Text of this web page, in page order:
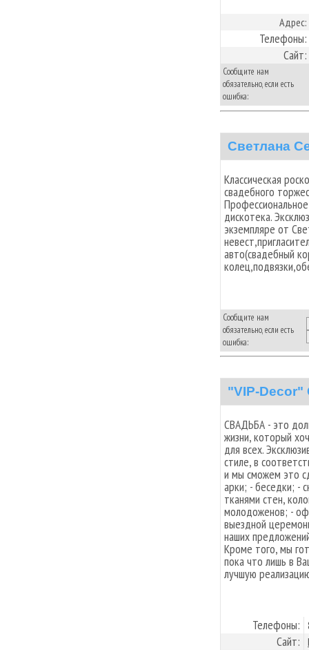
Адрес:
Телефоны:
Сайт:
Сообщите нам
обязательно, если есть
ошибка:
Светлана
Классическая
свадебного
дискотека.
экземпляре от
авто(свадебный
Сообщите нам
обязательно, если есть
ошибка:
"VIP-Decor"
СВАДЬБА - это
жизни, который
для всех.
стиле, в
и мы сможем это
арки; - беседки; -
тканями стен,
молодоженов; -
выездной
наших
Кроме того, мы
пока что лишь в
лучшую
Телефоны:
Сайт: